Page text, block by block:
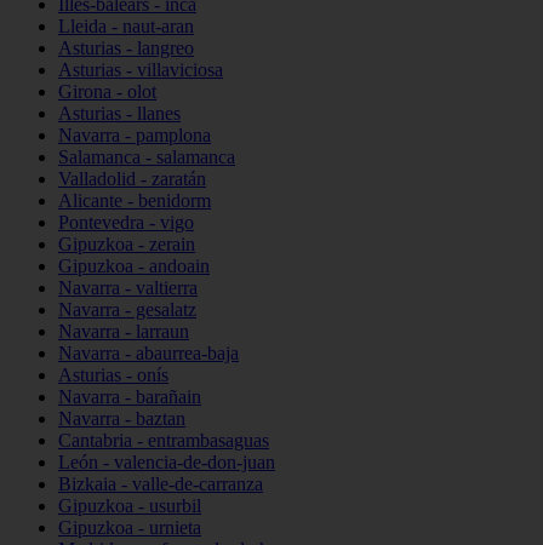
Illes-balears - inca
Lleida - naut-aran
Asturias - langreo
Asturias - villaviciosa
Girona - olot
Asturias - llanes
Navarra - pamplona
Salamanca - salamanca
Valladolid - zaratán
Alicante - benidorm
Pontevedra - vigo
Gipuzkoa - zerain
Gipuzkoa - andoain
Navarra - valtierra
Navarra - gesalatz
Navarra - larraun
Navarra - abaurrea-baja
Asturias - onís
Navarra - barañain
Navarra - baztan
Cantabria - entrambasaguas
León - valencia-de-don-juan
Bizkaia - valle-de-carranza
Gipuzkoa - usurbil
Gipuzkoa - urnieta